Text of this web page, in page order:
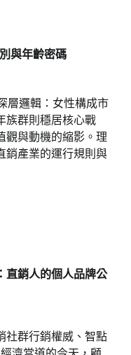
與年齡密碼
層邏輯：女性構成市
族群則穩居核心戰
觀與動機的縮影。理
銷產業的運行規則與
直銷人的個人品牌公
社群行銷權威、智點